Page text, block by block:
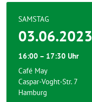
SAMSTAG
03.06.2023
16:00 – 17:30 Uhr
Café May
Caspar-Voght-Str. 7
Hamburg